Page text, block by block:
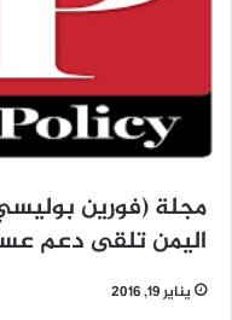
مجلة (فورين
اليمن تلقى دعم
يناير 19, 2016